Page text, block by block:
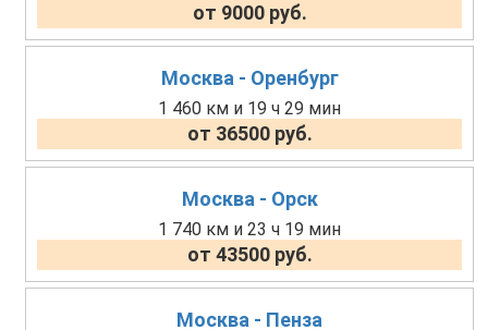
от 9000 руб.
Москва - Оренбург
1 460 км и 19 ч 29 мин
от 36500 руб.
Москва - Орск
1 740 км и 23 ч 19 мин
от 43500 руб.
Москва - Пенза